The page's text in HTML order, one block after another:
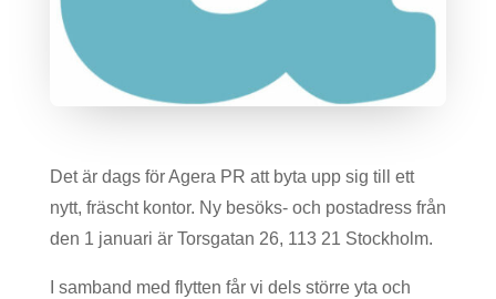
Det är dags för Agera PR att byta upp sig till ett
nytt, fräscht kontor. Ny besöks- och postadress från
den 1 januari är Torsgatan 26, 113 21 Stockholm.
I samband med flytten får vi dels större yta och